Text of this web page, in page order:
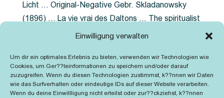
Einwilligung verwalten
Um dir ein optimales Erlebnis zu bieten, verwenden wir Technologien wie
Cookies, um Ger??teinformationen zu speichern und/oder darauf
zuzugreifen. Wenn du diesen Technologien zustimmst, k??nnen wir Daten
wie das Surfverhalten oder eindeutige IDs auf dieser Website verarbeiten.
Wenn du deine Einwillligung nicht erteilst oder zur??ckziehst, k??nnen
Licht … Original-Negative Gebr. Skladanowsky
(1896) … La vie vrai des Daltons … The spiritualist
photographer … Feuer im Fjord … The Song of the
Grubenlampe … Tolstoy … Grün ist die Heide …
Lady Hamilton … Mütter verzaget nicht …
Ruttmann Werbefilme